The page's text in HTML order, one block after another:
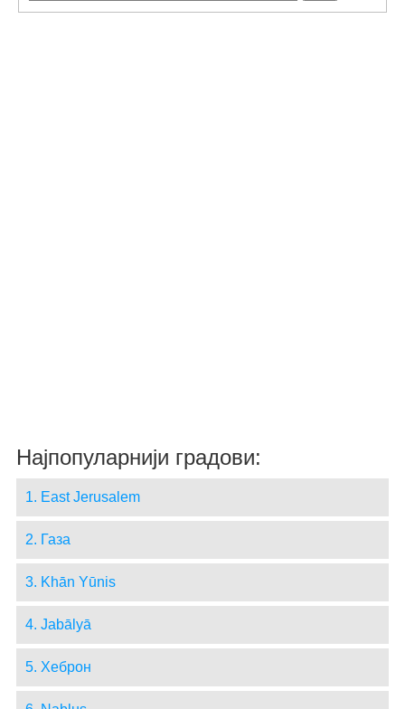
Најпопуларнији градови:
1. East Jerusalem
2. Газа
3. Khān Yūnis
4. Jabālyā
5. Хеброн